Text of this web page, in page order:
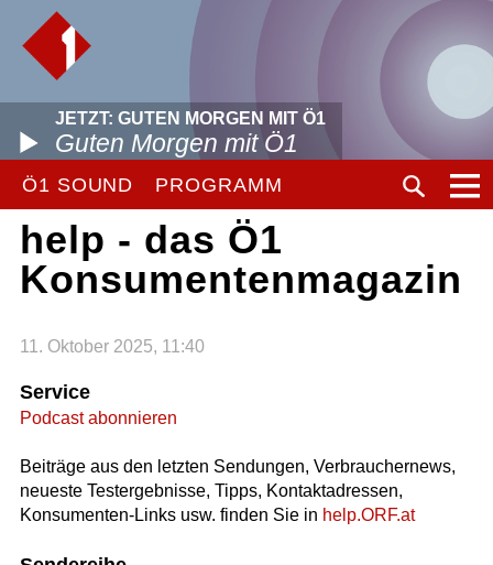
JETZT: GUTEN MORGEN MIT Ö1
Guten Morgen mit Ö1
Ö1 SOUND PROGRAMM
help - das Ö1
Konsumentenmagazin
11. Oktober 2025, 11:40
Service
Podcast abonnieren
Beiträge aus den letzten Sendungen, Verbrauchernews,
neueste Testergebnisse, Tipps, Kontaktadressen,
Konsumenten-Links usw. finden Sie in help.ORF.at